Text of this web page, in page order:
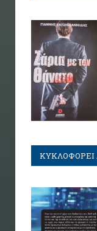
ΚΥΚΛΟΦΟΡΕΙ